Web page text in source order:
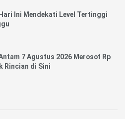
Ini Mendekati Level Tertinggi
7 Agustus 2026 Merosot Rp
Rincian di Sini